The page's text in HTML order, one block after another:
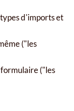
d'imports et
("les
("les